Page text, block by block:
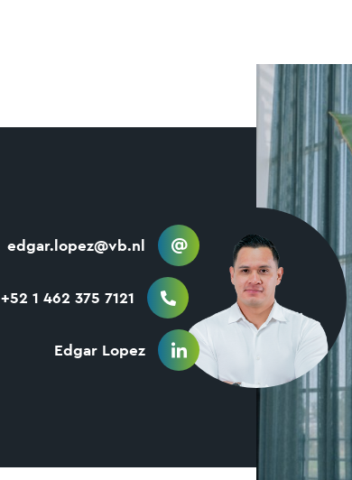
edgar.lopez@vb.nl
+52 1 462 375 7121
Edgar Lopez